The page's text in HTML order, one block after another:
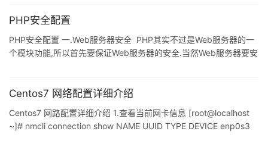
的内容,让我们执行php能够更安全.整个PHP中的安全设置主要是为
用任何编辑工具打开/etc/local/apache2
PHP安全配置
PHP安全配置 一.Web服务器安全 PHP其实不过是Web服务器的一
个模块功能,所以首先要保证Web服务器的安全.当然Web服务器要安
启动Apache,这样即使Apache和PHP及其脚本出现漏洞,受影响的也
后,给应用也会带来一定的麻烦,比如连接mysql时必须用127.0.0.1地
Centos7 网络配置详细介绍
Centos7 网路配置详细介绍 1.查看当前网卡信息 [root@localhost
~]# nmcli connection show NAME UUID TYPE DEVICE enp0s3